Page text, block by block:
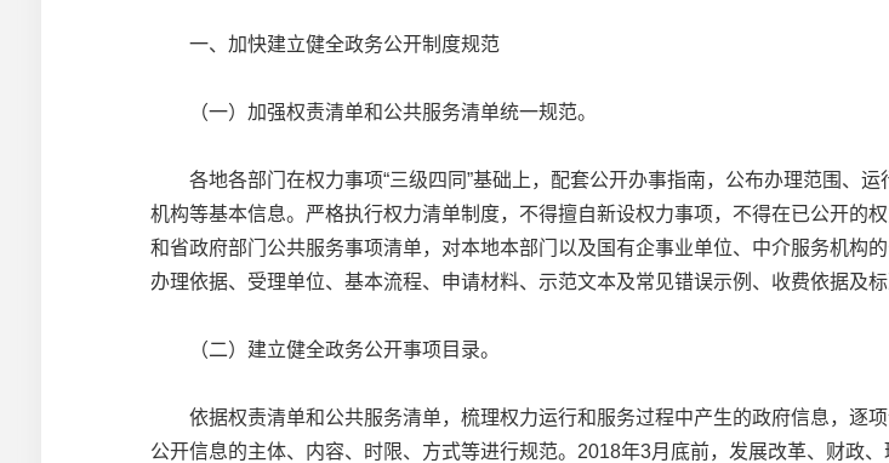
一、加快建立健全政务公开制度规范
（一）加强权责清单和公共服务清单统一规范。
各地各部门在权力事项“三级四同”基础上，配套公开办事指南，公布办理范围、
机构等基本信息。严格执行权力清单制度，不得擅自新设权力事项，不得在已公开的
和省政府部门公共服务事项清单，对本地本部门以及国有企事业单位、中介服务机构
办理依据、受理单位、基本流程、申请材料、示范文本及常见错误示例、收费依据及
（二）建立健全政务公开事项目录。
依据权责清单和公共服务清单，梳理权力运行和服务过程中产生的政府信息，逐
公开信息的主体、内容、时限、方式等进行规范。2018年3月底前，发展改革、财政